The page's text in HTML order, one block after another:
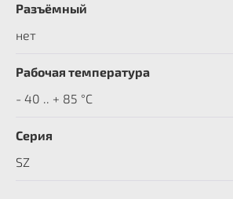
Разъёмный
нет
Рабочая температура
- 40 .. + 85 °C
Серия
SZ